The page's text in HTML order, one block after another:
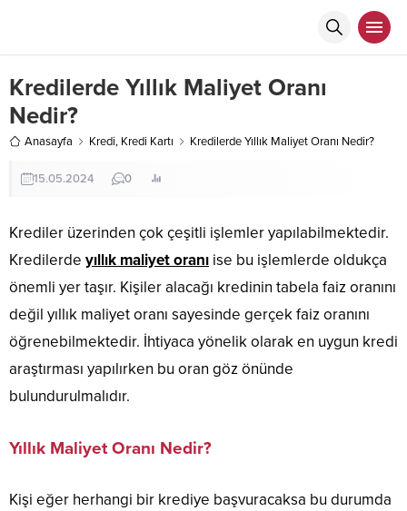
Kredilerde Yıllık Maliyet Oranı
Nedir?
Anasayfa Kredi, Kredi Kartı Kredilerde Yıllık Maliyet Oranı Nedir?
15.05.2024 0
Krediler üzerinden çok çeşitli işlemler yapılabilmektedir.
Kredilerde yıllık maliyet oranı ise bu işlemlerde oldukça
önemli yer taşır. Kişiler alacağı kredinin tabela faiz oranını
değil yıllık maliyet oranı sayesinde gerçek faiz oranını
öğrenebilmektedir. İhtiyaca yönelik olarak en uygun kredi
araştırması yapılırken bu oran göz önünde
bulundurulmalıdır.
Yıllık Maliyet Oranı Nedir?
Kişi eğer herhangi bir krediye başvuracaksa bu durumda